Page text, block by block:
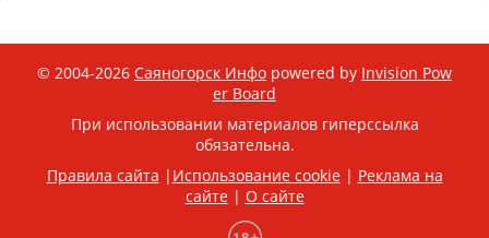
© 2004-2026 Саяногорск Инфо powered by Invision Pow
er Board
При использовании материалов гиперссылка
обязательна.
Правила сайта | Использование cookie| Реклама на
сайте| О сайте